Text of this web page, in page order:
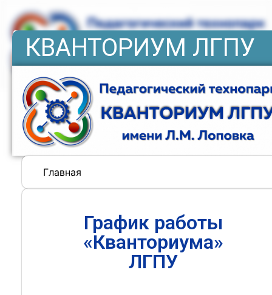
КВАНТОРИУМ ЛГПУ
Главная
График работы
«Кванториума»
ЛГПУ